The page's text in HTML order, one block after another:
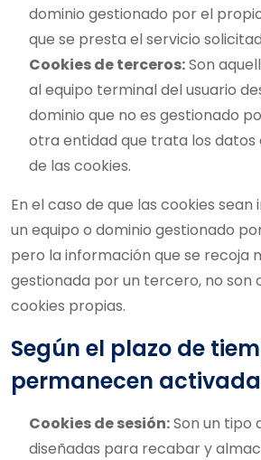
dominio gestionado por el
que se presta el servicio
Cookies de terceros:Son
al equipo terminal del usuario
dominio que no es gestionado
otra entidad que trata los datos
de las cookies.
En el caso de que las cookies sean
un equipo o dominio gestionado
pero la información que se recoja
gestionada por un tercero, no son
cookies propias.
Según el plazo de
permanecen
Cookies de sesión:Son un tipo
diseñadas para recabar y